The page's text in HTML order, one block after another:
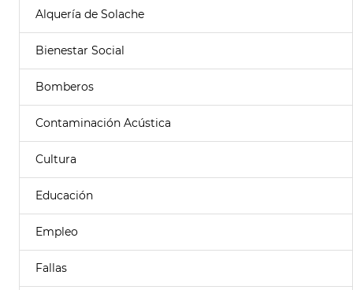
Alquería de Solache
Bienestar Social
Bomberos
Contaminación Acústica
Cultura
Educación
Empleo
Fallas